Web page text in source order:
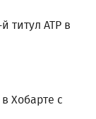
титул ATP в
Хобарте с